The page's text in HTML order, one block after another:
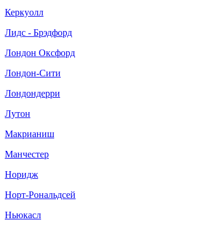
Керкуолл
Лидс - Брэдфорд
Лондон Оксфорд
Лондон-Сити
Лондондерри
Лутон
Макрианиш
Манчестер
Норидж
Норт-Рональдсей
Ньюкасл